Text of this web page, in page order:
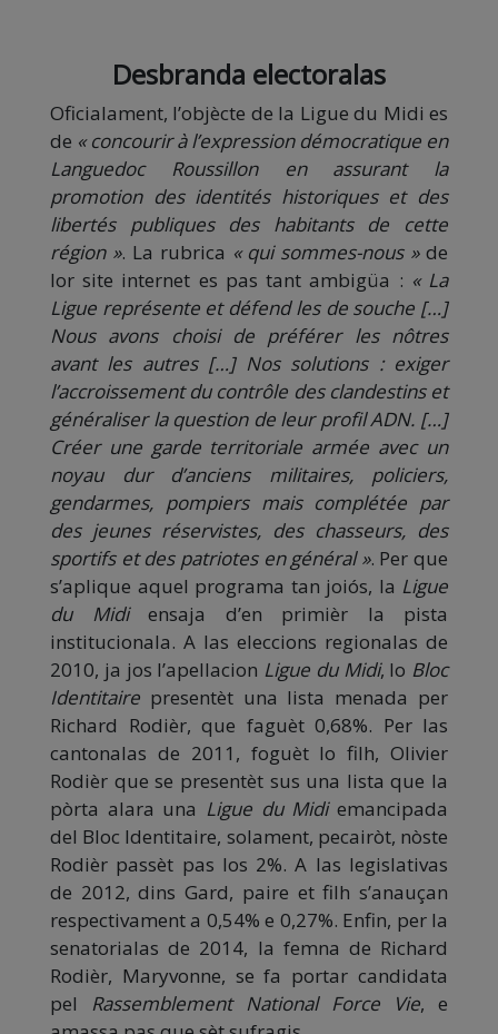
Desbranda electoralas
Oficialament, l’objècte de la Ligue du Midi es
de « concourir à l’expression démocratique en
Languedoc Roussillon en assurant la
promotion des identités historiques et des
libertés publiques des habitants de cette
région ». La rubrica « qui sommes-nous »de
lor site internet es pas tant ambigüa : « La
Ligue représente et défend les de souche […]
Nous avons choisi de préférer les nôtres
avant les autres […] Nos solutions : exiger
l’accroissement du contrôle des clandestins et
généraliser la question de leur profil ADN. […]
Créer une garde territoriale armée avec un
noyau dur d’anciens militaires, policiers,
gendarmes, pompiers mais complétée par
des jeunes réservistes, des chasseurs, des
sportifs et des patriotes en général ». Per que
s’aplique aquel programa tan joiós, la Ligue
du Midiensaja d’en primièr la pista
institucionala. A las eleccions regionalas de
2010, ja jos l’apellacion Ligue du Midi, lo Bloc
Identitaire presentèt una lista menada per
Richard Rodièr, que faguèt 0,68%. Per las
cantonalas de 2011, foguèt lo filh, Olivier
Rodièr que se presentèt sus una lista que la
pòrta alara una Ligue du Midiemancipada
del Bloc Identitaire, solament, pecairòt, nòste
Rodièr passèt pas los 2%. A las legislativas
de 2012, dins Gard, paire et filh s’anauçan
respectivament a 0,54% e 0,27%. Enfin, per la
senatorialas de 2014, la femna de Richard
Rodièr, Maryvonne, se fa portar candidata
pel Rassemblement National Force Vie, e